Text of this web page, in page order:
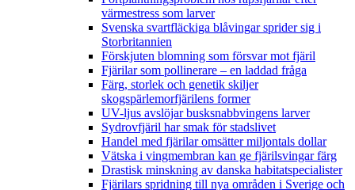
värmestress som larver
Svenska svartfläckiga blåvingar sprider sig i
Storbritannien
Förskjuten blomning som försvar mot fjäril
Fjärilar som pollinerare – en laddad fråga
Färg, storlek och genetik skiljer
skogspärlemorfjärilens former
UV-ljus avslöjar busksnabbvingens larver
Sydrovfjäril har smak för stadslivet
Handel med fjärilar omsätter miljontals dollar
Vätska i vingmembran kan ge fjärilsvingar färg
Drastisk minskning av danska habitatspecialister
Fjärilars spridning till nya områden i Sverige och